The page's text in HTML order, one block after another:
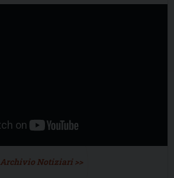
Archivio Notiziari >>